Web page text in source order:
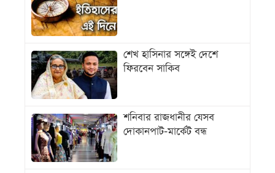
শেখ হাসিনার সঙ্গেই দেশে
ফিরবেন সাকিব
শনিবার রাজধানীর যেসব
দোকানপাট-মার্কেট বন্ধ